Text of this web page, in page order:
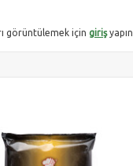
görüntülemek için girişyapın